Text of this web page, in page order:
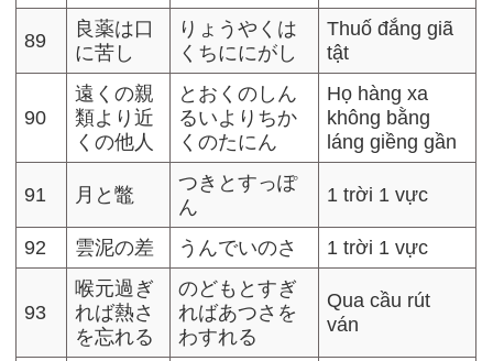
89
良薬は口
に苦し
りょうやくは
くちににがし
Thuố đắng giã
tật
90
遠くの親
類より近
くの他人
とおくのしん
るいよりちか
くのたにん
Họ hàng xa
không bằng
láng giềng gần
91 月と鼈
つきとすっぽ
ん
1 trời 1 vực
92 雲泥の差 うんでいのさ 1 trời 1 vực
93
喉元過ぎ
れば熱さ
を忘れる
のどもとすぎ
ればあつさを
わすれる
Qua cầu rút
ván